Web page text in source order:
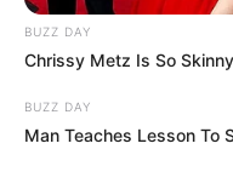
BUZZ DAY
Chrissy Metz Is So
BUZZ DAY
Man Teaches Lesson To